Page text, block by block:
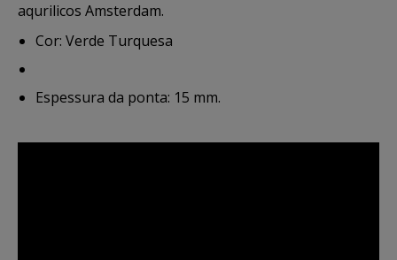
aqurilicos Amsterdam.
Cor: Verde Turquesa
Espessura da ponta: 15 mm.